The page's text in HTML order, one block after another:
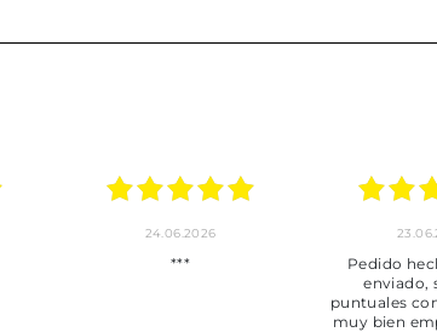
24.06.2026
***
Pedido
enviado,
puntuales
muy bien